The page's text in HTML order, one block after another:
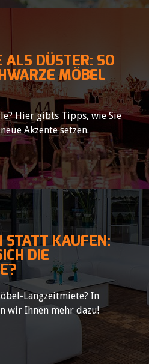
DÜSTER: SO
MÖBEL
Hier gibts Tipps, wie Sie
Akzente setzen.
STATT KAUFEN:
DIE
Langzeitmiete? In
wir Ihnen mehr dazu!